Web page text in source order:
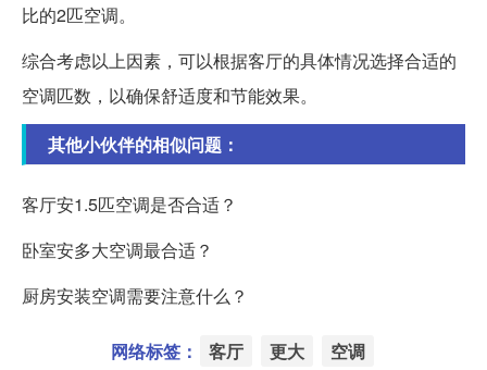
比的2匹空调。
综合考虑以上因素，可以根据客厅的具体情况选择合适的
空调匹数，以确保舒适度和节能效果。
其他小伙伴的相似问题：
客厅安1.5匹空调是否合适？
卧室安多大空调最合适？
厨房安装空调需要注意什么？
网络标签： 客厅 更大 空调